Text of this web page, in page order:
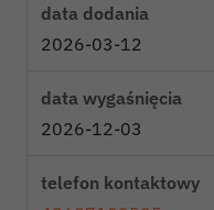
data dodania
2026-03-12
data wygaśnięcia
2026-12-03
telefon kontaktowy